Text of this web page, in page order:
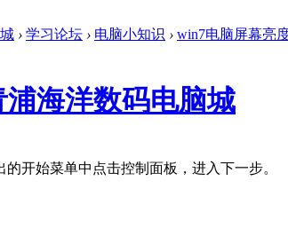
› 学习论坛 › 电脑小知识 › win7电脑屏幕亮
海洋数码电脑城
开始菜单中点击控制面板，进入下一步。